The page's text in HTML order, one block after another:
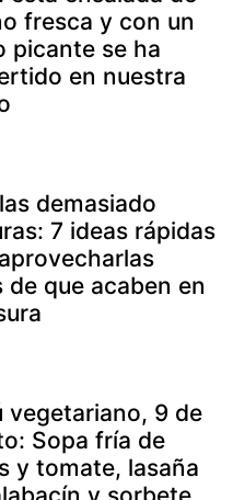
fresca y con un
picante se ha
en nuestra
demasiado
7 ideas rápidas
de que acaben en
vegetariano, 9 de
Sopa fría de
y tomate, lasaña